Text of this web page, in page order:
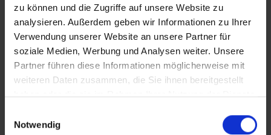
zu können und die Zugriffe auf unsere Website zu
analysieren. Außerdem geben wir Informationen zu Ihrer
Verwendung unserer Website an unsere Partner für
soziale Medien, Werbung und Analysen weiter. Unsere
Partner führen diese Informationen möglicherweise mit
weiteren Daten zusammen, die Sie ihnen bereitgestellt
haben oder die sie im Rahmen Ihrer Nutzung der Dienste
Notwendig
Reiseverkehrskaufmann wechselte Guido Messere zu
Amadeus Germany, für die er 12 Jahre tätig war. Dort
durchlief er verschiedene Bereiche wie den Amadeus
Projektleiter für Trainingsmedien. Nach einer Management
Ausbildung leitete er drei Jahre den technischen Support
bei Amadeus Germany in Bad Homburg. 2008 wechselte er
zu Sage Frankfurt als Leiter des CRM Support.
und damit zurück in die Heimat. Von 2011 bis 2018 war er als